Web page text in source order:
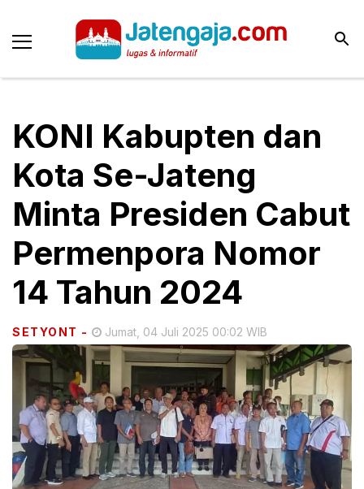
KONI Kabupten dan
Kota Se-Jateng
Minta Presiden Cabut
Permenpora Nomor
14 Tahun 2024
SETYONT - Jumat, 04 Juli 2025 00:02 WIB